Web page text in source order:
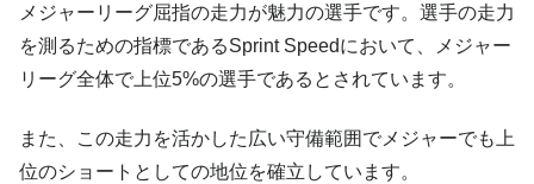
メジャーリーグ屈指の走力が魅力の選手です。選手の走力
を測るための指標であるSprint Speedにおいて、メジャー
リーグ全体で上位5%の選手であるとされています。
また、この走力を活かした広い守備範囲でメジャーでも上
位のショートとしての地位を確立しています。